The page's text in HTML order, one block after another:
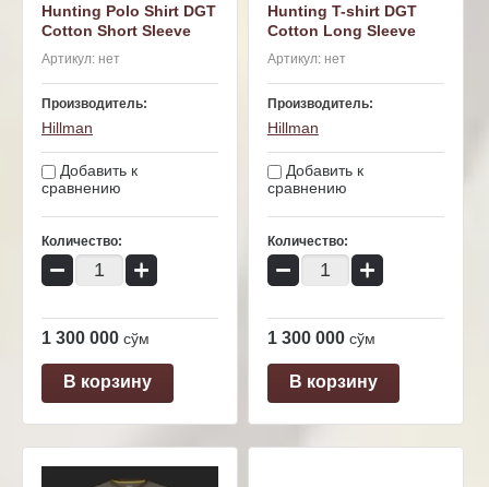
Hunting Polo Shirt DGT
Cotton Short Sleeve
Артикул: нет
Производитель:
Hillman
Добавить к
сравнению
Количество:
− +
1 300 000 сўм
В корзину
Hunting T-shirt DGT
Cotton Long Sleeve
Артикул:нет
Производитель:
Hillman
Добавить к
сравнению
Количество:
− +
1 300 000 сўм
В корзину